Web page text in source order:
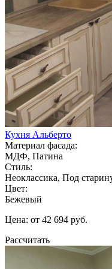
Кухня Альберто
Материал фасада:
МДФ, Патина
Стиль:
Неоклассика, Под
Цвет:
Бежевый
Цена: от 42 694 руб.
Рассчитать